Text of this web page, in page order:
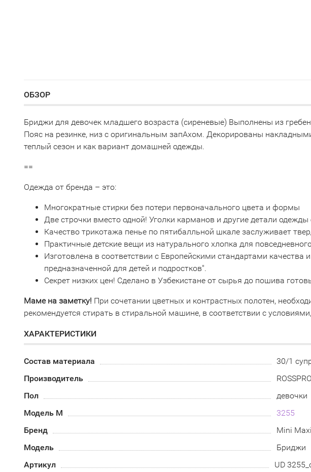
ОБЗОР
Бриджи для девочек младшего возраста (сиреневые) Выполнены из
Пояс на резинке, низ с оригинальным запАхом. Декорированы
теплый сезон и как вариант домашней одежды.
==
Одежда от бренда – это:
Многократные стирки без потери первоначального цвета и формы
Две строчки вместо одной! Уголки карманов и другие детали
Качество трикотажа пенье по пятибалльной шкале заслуживает
Практичные детские вещи из натурального хлопка для
Изготовлена в соответствии с Европейскими стандартами
предназначенной для детей и подростков".
Секрет низких цен! Сделано в Узбекистане от сырья до пошива
Маме на заметку! При сочетании цветных и контрастных полотен,
рекомендуется стирать в стиральной машине, в соответствии с
ХАРАКТЕРИСТИКИ
Состав материала
30/1
Производитель
Пол
девочки
Модель М
3255
Бренд
Mini Maxi
Модель
Бриджи
Артикул
UD